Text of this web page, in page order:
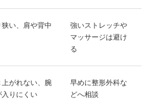
い、肩や背中
強いストレッチや
マッサージは避け
る
がれない、腕
りにくい
早めに整形外科な
どへ相談